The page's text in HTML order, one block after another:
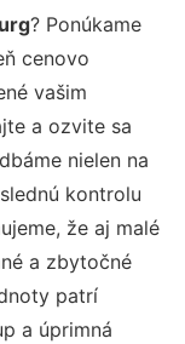
? Ponúkame
cenovo
vašim
a ozvite sa
nielen na
kontrolu
že aj malé
a zbytočné
patrí
a úprimná